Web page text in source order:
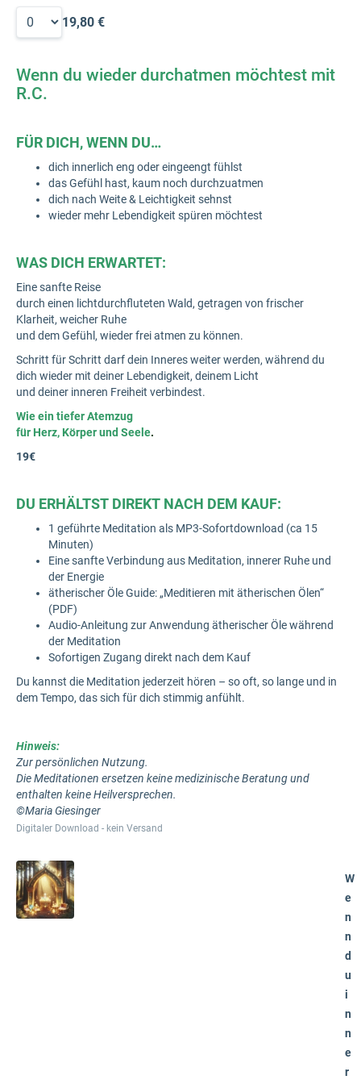
19,80 €
Wenn du wieder durchatmen möchtest mit
R.C.
FÜR DICH, WENN DU…
dich innerlich eng oder eingeengt fühlst
das Gefühl hast, kaum noch durchzuatmen
dich nach Weite & Leichtigkeit sehnst
wieder mehr Lebendigkeit spüren möchtest
WAS DICH ERWARTET:
Eine sanfte Reise
durch einen lichtdurchfluteten Wald, getragen von frischer
Klarheit, weicher Ruhe
und dem Gefühl, wieder frei atmen zu können.
Schritt für Schritt darf dein Inneres weiter werden, während du
dich wieder mit deiner Lebendigkeit, deinem Licht
und deiner inneren Freiheit verbindest.
Wie ein tiefer Atemzug
für Herz, Körper und Seele.
19€
DU ERHÄLTST DIREKT NACH DEM KAUF:
1 geführte Meditation als MP3-Sofortdownload (ca 15
Minuten)
Eine sanfte Verbindung aus Meditation, innerer Ruhe und
der Energie
ätherischer Öle Guide: „Meditieren mit ätherischen Ölen“
(PDF)
Audio-Anleitung zur Anwendung ätherischer Öle während
der Meditation
Sofortigen Zugang direkt nach dem Kauf
Du kannst die Meditation jederzeit hören – so oft, so lange und in
dem Tempo, das sich für dich stimmig anfühlt.
Hinweis:
Zur persönlichen Nutzung.
Die Meditationen ersetzen keine medizinische Beratung und
enthalten keine Heilversprechen.
©Maria Giesinger
Digitaler Download - kein Versand
W
e
n
n
d
u
i
n
n
e
r